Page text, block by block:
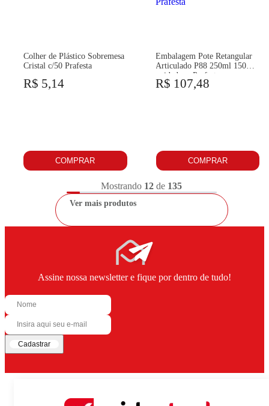
Colher de Plástico Sobremesa
Cristal c/50 Prafesta
R$ 5,14
COMPRAR
Embalagem Pote Retangular
Articulado P88 250ml 150
unidades - Prafesta
R$ 107,48
COMPRAR
Mostrando 12 de 135
Ver mais produtos
Assine nossa newsletter e fique por dentro de tudo!
Cadastrar